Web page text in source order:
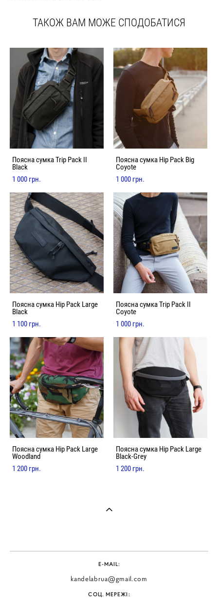
ТАКОЖ ВАМ МОЖЕ СПОДОБАТИСЯ
Поясна сумка Trip Pack II
Black
1 000 грн.
Поясна сумка Hip Pack Big
Coyote
1 000 грн.
Поясна сумка Hip Pack Large
Black
1 100 грн.
Поясна сумка Trip Pack II
Coyote
1 000 грн.
Поясна сумка Hip Pack Large
Woodland
1 200 грн.
Поясна сумка Hip Pack Large
Black-Grey
1 200 грн.
E-MAIL:
kandelabrua@gmail.com
СОЦ. МЕРЕЖІ: